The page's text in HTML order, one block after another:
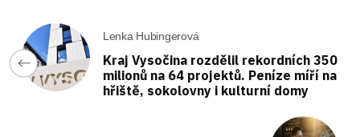
Lenka Hubingerová
Kraj Vysočina rozdělil rekordních 350
milionů na 64 projektů. Peníze míří na
hřiště, sokolovny i kulturní domy